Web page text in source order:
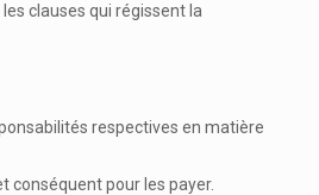
clauses qui régissent la
respectives en matière
conséquent pour les payer.